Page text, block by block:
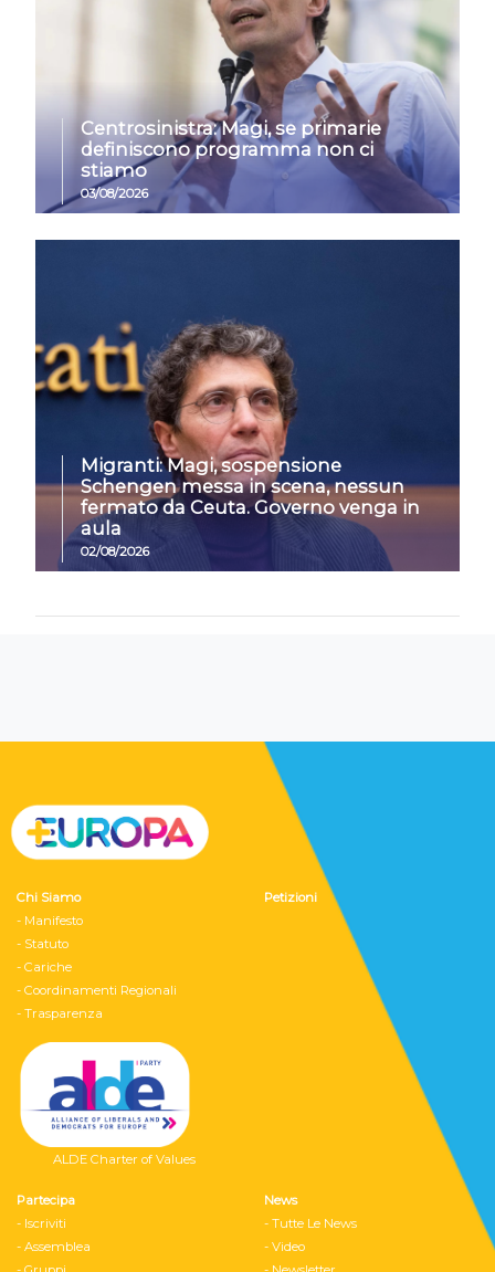
Centrosinistra: Magi, se primarie
definiscono programma non ci
stiamo
03/08/2026
Migranti: Magi, sospensione
Schengen messa in scena, nessun
fermato da Ceuta. Governo venga in
aula
02/08/2026
Chi Siamo
- Manifesto
- Statuto
- Cariche
- Coordinamenti Regionali
- Trasparenza
ALDE Charter of Values
Petizioni
Partecipa
- Iscriviti
- Assemblea
News
- Tutte Le News
- Video